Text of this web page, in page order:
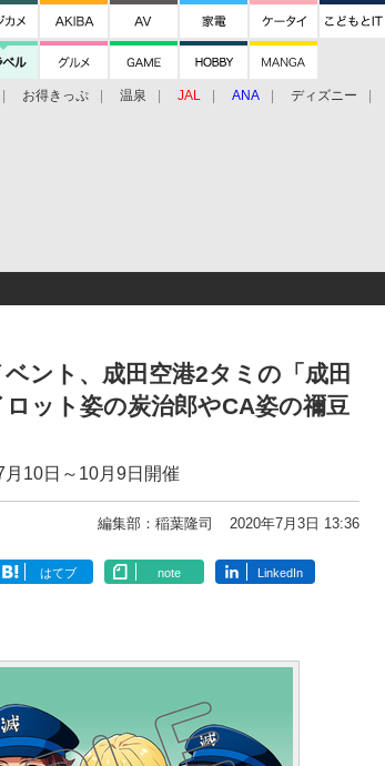
お得きっぷ 温泉 JAL ANA ディズニー
ント、成田空港2タミの「成田
ット姿の炭治郎やCA姿の禰豆
10日～10月9日開催
編集部：稲葉隆司 2020年7月3日 13:36
はてブ note LinkedIn